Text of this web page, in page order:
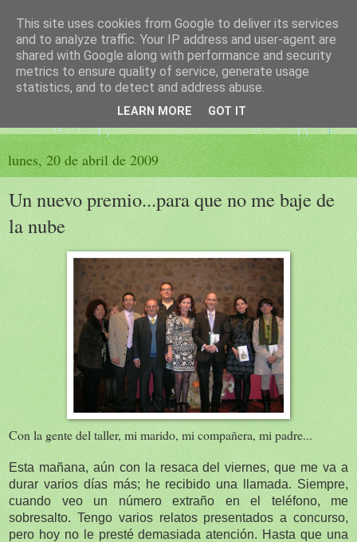
El sueño de las palabras
PÁGINA LITERARIA DE FELISA MORENO
lunes, 20 de abril de 2009
Un nuevo premio...para que no me baje de
la nube
Con la gente del taller, mi marido, mi compañera, mi padre...
Esta mañana, aún con la resaca del viernes, que me va a
durar varios días más; he recibido una llamada. Siempre,
cuando veo un número extraño en el teléfono, me
sobresalto. Tengo varios relatos presentados a concurso,
pero hoy no le presté demasiada atención. Hasta que una
This site uses cookies from Google to deliver its services
and to analyze traffic. Your IP address and user-agent are
shared with Google along with performance and security
metrics to ensure quality of service, generate usage
statistics, and to detect and address abuse.
LEARN MORE GOT IT